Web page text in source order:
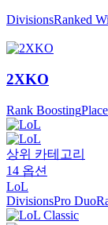
DivisionsRanked
2XKO
Rank Boosting
상위 카테고리
14 옵션
LoL
DivisionsPro Duo